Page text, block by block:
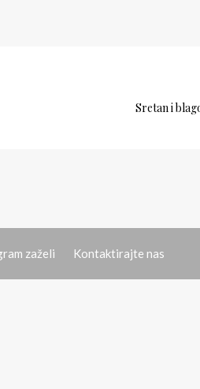
Sretan i
zaželi Kontaktirajte nas